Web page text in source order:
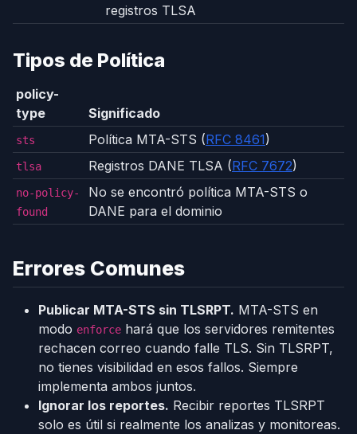
registros TLSA
Tipos de Política
policy-
type
Significado
sts Política MTA-STS (RFC 8461)
tlsa Registros DANE TLSA (RFC 7672)
no-policy-
found
No se encontró política MTA-STS o
DANE para el dominio
Errores Comunes
Publicar MTA-STS sin TLSRPT. MTA-STS en
modo enforce hará que los servidores remitentes
rechacen correo cuando falle TLS. Sin TLSRPT,
no tienes visibilidad en esos fallos. Siempre
implementa ambos juntos.
Ignorar los reportes. Recibir reportes TLSRPT
solo es útil si realmente los analizas y monitoreas.